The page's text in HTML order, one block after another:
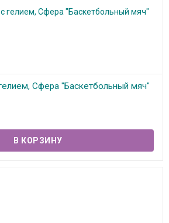
Сфера "Баскетбольный мяч"